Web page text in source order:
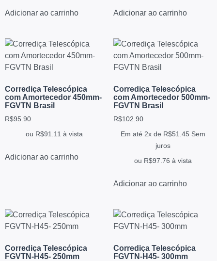
Adicionar ao carrinho Adicionar ao carrinho
Corrediça Telescópica
com Amortecedor 450mm-
FGVTN Brasil
R$95.90
ou R$91.11 à vista
Adicionar ao carrinho
Corrediça Telescópica
com Amortecedor 500mm-
FGVTN Brasil
R$102.90
Em até 2x de R$51.45 Sem
juros
ou R$97.76 à vista
Adicionar ao carrinho
Corrediça Telescópica
FGVTN-H45- 250mm
Corrediça Telescópica
FGVTN-H45- 300mm